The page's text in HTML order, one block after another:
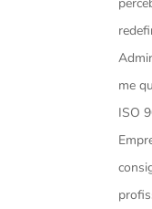
me
ISO